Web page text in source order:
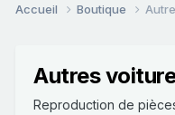
Accueil Boutique
Autres
Reproduction de